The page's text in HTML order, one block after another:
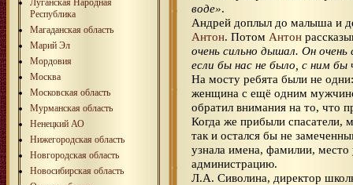
Республика
Магаданская область
Марий Эл
Мордовия
Москва
Московская область
Мурманская область
Ненецкий АО
Нижегородская область
Новгородская область
Новосибирская область
воде».
Андрей доплыл до малыша и
Антон. Потом Антон
очень сильно дышал. Он
если бы нас не было, с ним бы
На мосту ребята были не
женщина с ещё одним
обратил внимания на то, что
Когда же прибыли спасатели,
так и остался бы не
узнала имена, фамилии,
администрацию.
Л.А. Сиволина, директор